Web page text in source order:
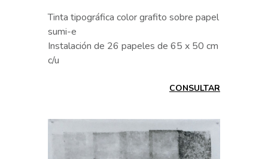
Tinta tipográfica color grafito sobre papel
sumi-e
Instalación de 26 papeles de 65 x 50 cm
c/u
CONSULTAR